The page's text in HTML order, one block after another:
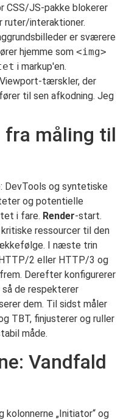
CSS/JS-pakke blokerer
ruter/interaktioner.
er sværere
hjemme som <img>
i markup'en.
tærskler, der
til sen afkodning. Jeg
fra måling til
DevTools og syntetiske
og potentielle
i fare. Render-start.
ressourcer til den
I næste trin
2 eller HTTP/3 og
Derefter konfigurerer
så de respekterer
dem. Til sidst måler
TBT, finjusterer og ruller
måde.
Vandfald
„Initiator“ og